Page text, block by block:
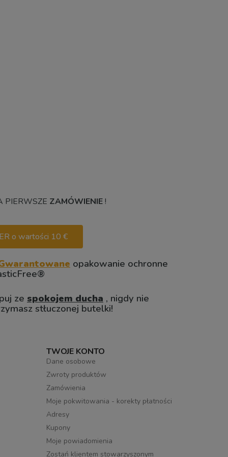
PIERWSZE ZAMÓWIENIE!
o wartości 10 €
opakowanie ochronne
ze spokojem ducha , nigdy nie
stłuczonej butelki!
TWOJE KONTO
Dane osobowe
Zwroty produktów
Zamówienia
Moje pokwitowania - korekty płatności
Adresy
Kupony
Moje powiadomienia
Zostań klientem stowarzyszonym